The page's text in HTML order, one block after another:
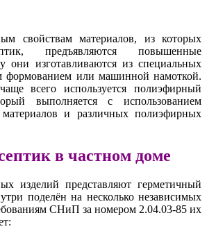
свойствам материалов, из которых
предъявляются повышенные
они изготавливаются из специальных
формованием или машинной намоткой.
всего используется полиэфирный
выполняется с использованием
и различных полиэфирных
в частном доме
изделий представляют герметичный
поделён на несколько независимых
СНиП за номером 2.04.03-85 их